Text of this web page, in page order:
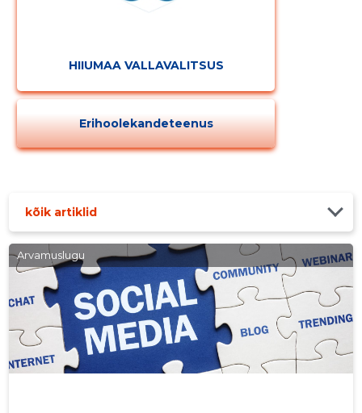
HIIUMAA VALLAVALITSUS
Erihoolekandeteenus
kõik artiklid
Arvamuslugu